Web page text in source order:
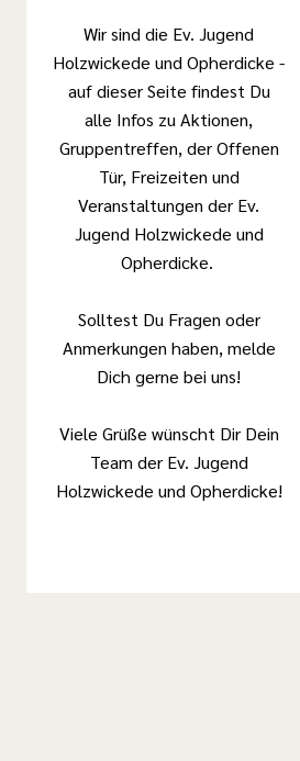
Wir sind die Ev. Jugend
Holzwickede und Opherdicke -
auf dieser Seite findest Du
alle Infos zu Aktionen,
Gruppentreffen, der Offenen
Tür, Freizeiten und
Veranstaltungen der Ev.
Jugend Holzwickede und
Opherdicke.
Solltest Du Fragen oder
Anmerkungen haben, melde
Dich gerne bei uns!
Viele Grüße wünscht Dir Dein
Team der Ev. Jugend
Holzwickede und Opherdicke!